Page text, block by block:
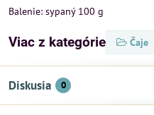
Balenie: sypaný 100 g
Viac z kategórie Čaje
Diskusia 0